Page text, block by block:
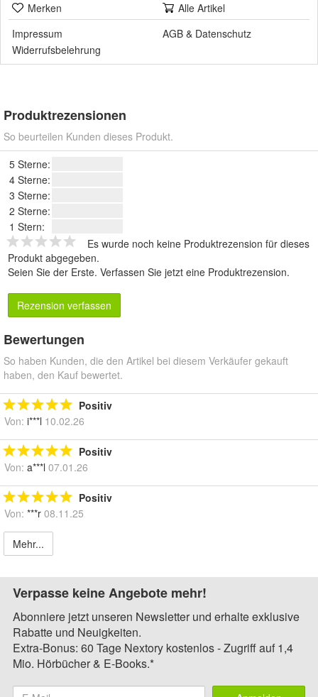
Merken
Alle Artikel
Impressum
AGB & Datenschutz
Widerrufsbelehrung
Produktrezensionen
So beurteilen Kunden dieses Produkt.
5 Sterne:
4 Sterne:
3 Sterne:
2 Sterne:
1 Stern:
Es wurde noch keine Produktrezension für dieses
Produkt abgegeben.
Seien Sie der Erste. Verfassen Sie jetzt eine Produktrezension.
Rezension verfassen
Bewertungen
So haben Kunden, die den Artikel bei diesem Verkäufer gekauft
haben, den Kauf bewertet.
Positiv
Von: i***l 10.02.26
Positiv
Von: a***l 07.01.26
Positiv
Von: ***r 08.11.25
Mehr...
Verpasse keine Angebote mehr!
Abonniere jetzt unseren Newsletter und erhalte exklusive
Rabatte und Neuigkeiten.
Extra-Bonus: 60 Tage Nextory kostenlos - Zugriff auf 1,4
Mio. Hörbücher & E-Books.*